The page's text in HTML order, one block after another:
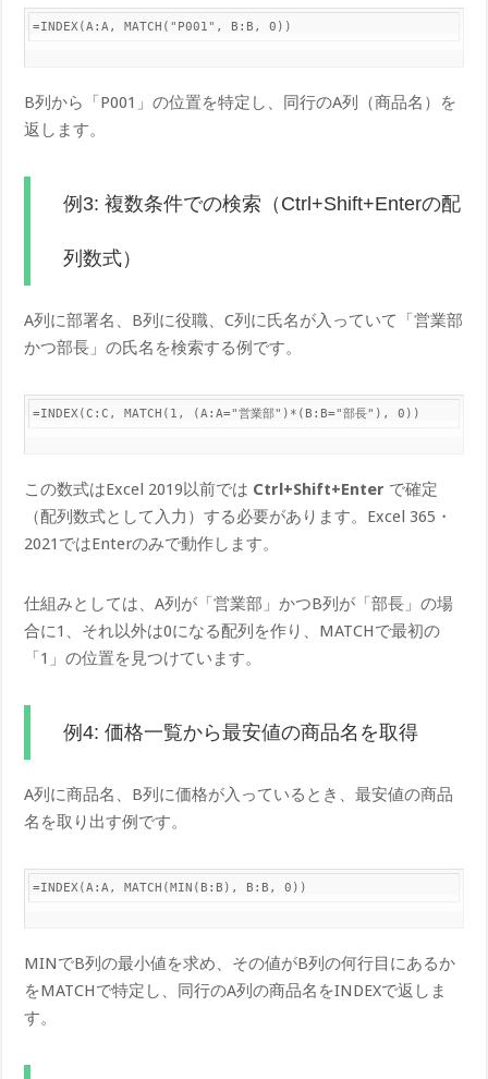
=INDEX(A:A, MATCH("P001", B:B, 0))
B列から「P001」の位置を特定し、同行のA列（商品名）を
返します。
例3: 複数条件での検索（Ctrl+Shift+Enterの配
列数式）
A列に部署名、B列に役職、C列に氏名が入っていて「営業部
かつ部長」の氏名を検索する例です。
=INDEX(C:C, MATCH(1, (A:A="営業部")*(B:B="部長"), 0))
この数式はExcel 2019以前では Ctrl+Shift+Enter で確定
（配列数式として入力）する必要があります。Excel 365・
2021ではEnterのみで動作します。
仕組みとしては、A列が「営業部」かつB列が「部長」の場
合に1、それ以外は0になる配列を作り、MATCHで最初の
「1」の位置を見つけています。
例4: 価格一覧から最安値の商品名を取得
A列に商品名、B列に価格が入っているとき、最安値の商品
名を取り出す例です。
=INDEX(A:A, MATCH(MIN(B:B), B:B, 0))
MINでB列の最小値を求め、その値がB列の何行目にあるか
をMATCHで特定し、同行のA列の商品名をINDEXで返しま
す。